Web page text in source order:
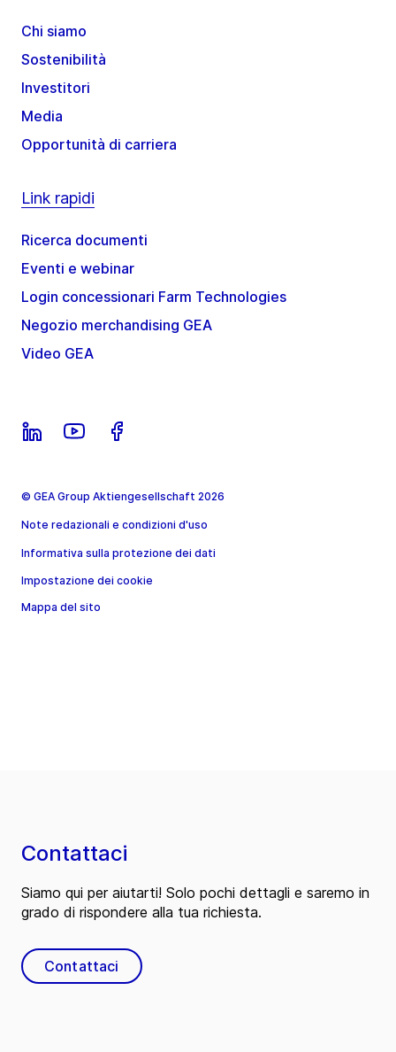
Chi siamo
Sostenibilità
Investitori
Media
Opportunità di carriera
Link rapidi
Ricerca documenti
Eventi e webinar
Login concessionari Farm Technologies
Negozio merchandising GEA
Video GEA
© GEA Group Aktiengesellschaft 2026
Note redazionali e condizioni d'uso
Informativa sulla protezione dei dati
Impostazione dei cookie
Mappa del sito
Contattaci
Siamo qui per aiutarti! Solo pochi dettagli e saremo in
grado di rispondere alla tua richiesta.
Contattaci